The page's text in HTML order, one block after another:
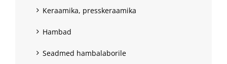
Keraamika, presskeraamika
Hambad
Seadmed hambalaborile